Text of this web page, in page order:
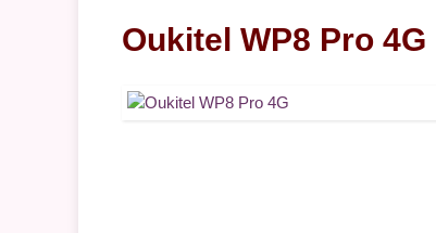
Oukitel WP8 Pro 4G